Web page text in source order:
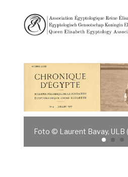
Foto © Laurent Bavay, ULB